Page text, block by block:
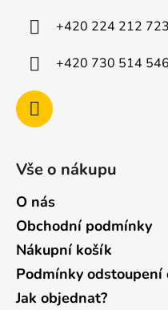
+420 224 212 723
+420 730 514 546
Vše o nákupu
O nás
Obchodní podmínky
Nákupní košík
Podmínky
Jak objednat?